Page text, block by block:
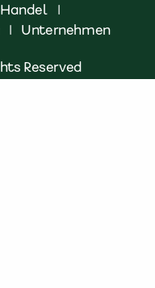
Handel
|
| Unternehmen
Reserved